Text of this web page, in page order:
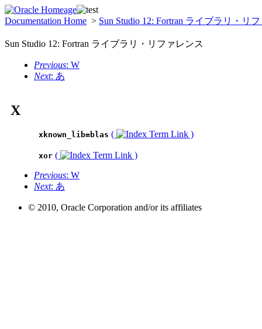
Documentation Home > Sun Studio 12: Fortran ライブラリ・リ
Sun Studio 12: Fortran ライブラリ・リファレンス
Previous: W
Next: あ
X
xknown_lib=blas ( )
xor (
)
Previous: W
Next: あ
© 2010, Oracle Corporation and/or its affiliates